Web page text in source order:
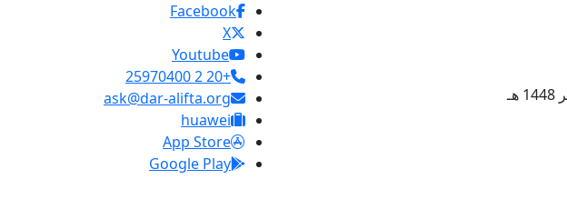
Facebook
X
Youtube
+20 2 25970400
ask@dar-alifta.org
huawei
App Store
Google Play